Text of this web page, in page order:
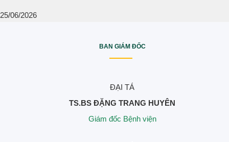
25/06/2026
BAN GIÁM ĐỐC
ĐẠI TÁ
TS.BS ĐẶNG TRANG HUYÊN
Giám đốc Bệnh viện